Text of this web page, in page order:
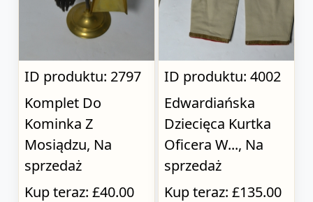
ID produktu: 2797
Komplet Do
Kominka Z
Mosiądzu, Na
sprzedaż
Kup teraz: £40.00
ID produktu: 4002
Edwardiańska
Dziecięca Kurtka
Oficera W..., Na
sprzedaż
Kup teraz: £135.00